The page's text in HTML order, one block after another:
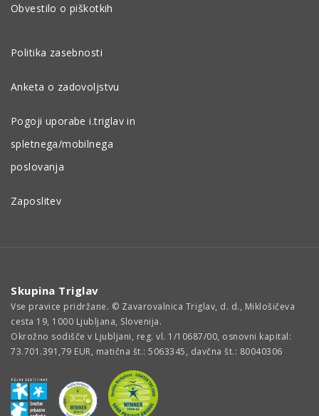
Obvestilo o piškotkih
Politika zasebnosti
Anketa o zadovoljstvu
Pogoji uporabe i.triglav in
spletnega/mobilnega
poslovanja
Zaposlitev
Skupina Triglav
Vse pravice pridržane. © Zavarovalnica Triglav, d. d., Miklošičeva
cesta 19, 1000 Ljubljana, Slovenija.
Okrožno sodišče v Ljubljani, reg. vl. 1/10687/00, osnovni kapital:
73.701.391,79 EUR, matična št.: 5063345, davčna št.: 80040306